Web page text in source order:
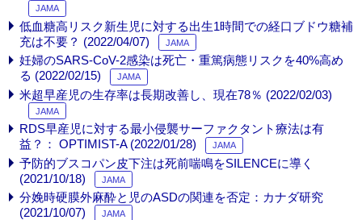
JAMA
低血糖高リスク新生児に対する出生1時間での経口ブドウ糖補
充は不要？ (2022/04/07)
JAMA
妊婦のSARS-CoV-2感染は死亡・重篤病態リスクを40%高め
る (2022/02/15)
JAMA
米超早産児の生存率は長期改善し、現在78％ (2022/02/03)
JAMA
RDS早産児に対する最小侵襲サーファクタント療法は有
益？： OPTIMIST-A (2022/01/28)
JAMA
予防的ブスコパン皮下注は死前喘鳴をSILENCEに導く
(2021/10/18)
JAMA
分娩時硬膜外麻酔と児のASDの関連を否定：カナダ研究
(2021/10/07)
JAMA